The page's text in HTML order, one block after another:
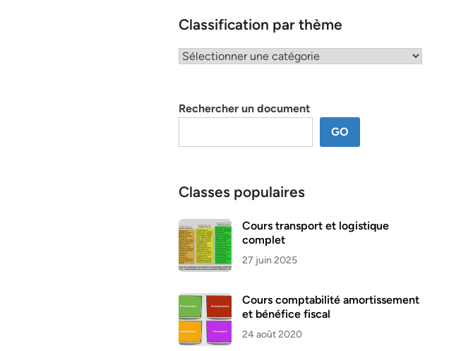
Classification par thème
Classification
Rechercher un document
GO
Classes populaires
Cours transport et logistique
complet
27 juin 2025
Cours comptabilité amortissement
et bénéfice fiscal
24 août 2020